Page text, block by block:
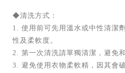
◆清洗方式：
1. 使用前可先用溫水或中性清潔
性及柔軟度。
2. 第一次清洗請單獨清潔，避免
3. 避免使用衣物柔軟精，因其會